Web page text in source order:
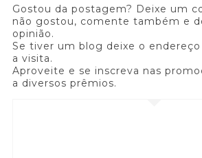
Gostou da postagem? Deixe um
não gostou, comente também e
opinião.
Se tiver um blog deixe o
a visita.
Aproveite e se inscreva nas
a diversos prêmios.